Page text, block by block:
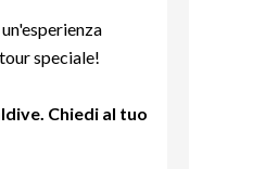
speciale!
Chiedi al tuo